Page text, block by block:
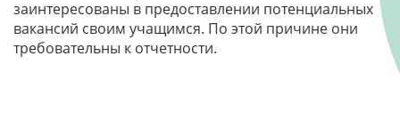
заинтересованы в предоставлении потенциальных
вакансий своим учащимся. По этой причине они
требовательны к отчетности.